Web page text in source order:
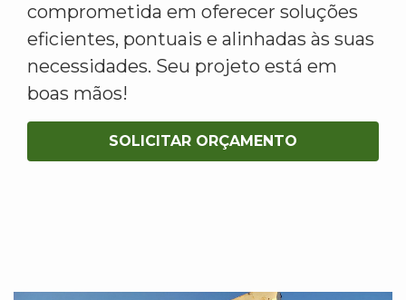
comprometida em oferecer soluções
eficientes, pontuais e alinhadas às suas
necessidades. Seu projeto está em
boas mãos!
SOLICITAR ORÇAMENTO